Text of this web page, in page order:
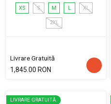
XS S M L XL
2XL
Livrare Gratuită
1,845.00 RON
LIVRARE GRATUITĂ